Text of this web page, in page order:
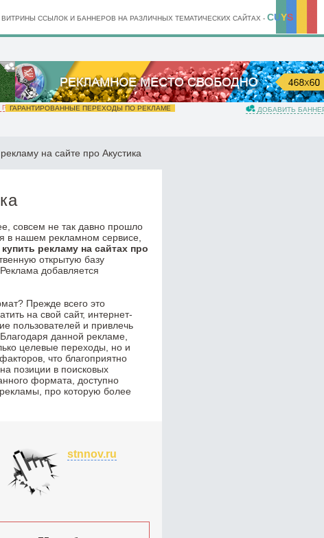
ССЫЛОК И БАННЕРОВ НА РАЗЛИЧНЫХ ТЕМАТИЧЕСКИХ САЙТАХ - CUYS
ГОДГАРАНТИРОВАННЫЕ ПЕРЕХОДЫ ПО РЕКЛАМЕ ДОБАВИТЬ
на сайте про Акустика
совсем не так давно прошло
в нашем рекламном сервисе,
купить рекламу на сайтах про
открытую базу
добавляется
Прежде всего это
на свой сайт, интернет-
пользователей и привлечь
данной рекламе,
целевые переходы, но и
что благоприятно
позиции в поисковых
формата, доступно
про которую более
stnnov.ru